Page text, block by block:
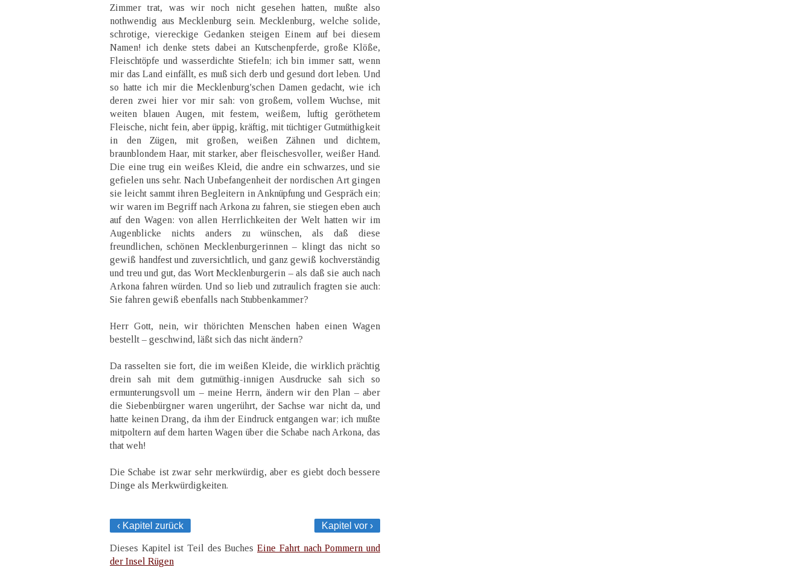
Zimmer trat, was wir noch nicht gesehen hatten, mußte also
nothwendig aus Mecklenburg sein. Mecklenburg, welche solide,
schrotige, viereckige Gedanken steigen Einem auf bei diesem
Namen! ich denke stets dabei an Kutschenpferde, große Klöße,
Fleischtöpfe und wasserdichte Stiefeln; ich bin immer satt, wenn
mir das Land einfällt, es muß sich derb und gesund dort leben. Und
so hatte ich mir die Mecklenburg'schen Damen gedacht, wie ich
deren zwei hier vor mir sah: von großem, vollem Wuchse, mit
weiten blauen Augen, mit festem, weißem, luftig geröthetem
Fleische, nicht fein, aber üppig, kräftig, mit tüchtiger Gutmüthigkeit
in den Zügen, mit großen, weißen Zähnen und dichtem,
braunblondem Haar, mit starker, aber fleischesvoller, weißer Hand.
Die eine trug ein weißes Kleid, die andre ein schwarzes, und sie
gefielen uns sehr. Nach Unbefangenheit der nordischen Art gingen
sie leicht sammt ihren Begleitern in Anknüpfung und Gespräch ein;
wir waren im Begriff nach Arkona zu fahren, sie stiegen eben auch
auf den Wagen: von allen Herrlichkeiten der Welt hatten wir im
Augenblicke nichts anders zu wünschen, als daß diese
freundlichen, schönen Mecklenburgerinnen – klingt das nicht so
gewiß handfest und zuversichtlich, und ganz gewiß kochverständig
und treu und gut, das Wort Mecklenburgerin – als daß sie auch nach
Arkona fahren würden. Und so lieb und zutraulich fragten sie auch:
Sie fahren gewiß ebenfalls nach Stubbenkammer?
Herr Gott, nein, wir thörichten Menschen haben einen Wagen
bestellt – geschwind, läßt sich das nicht ändern?
Da rasselten sie fort, die im weißen Kleide, die wirklich prächtig
drein sah mit dem gutmüthig-innigen Ausdrucke sah sich so
ermunterungsvoll um – meine Herrn, ändern wir den Plan – aber
die Siebenbürgner waren ungerührt, der Sachse war nicht da, und
hatte keinen Drang, da ihm der Eindruck entgangen war; ich mußte
mitpoltern auf dem harten Wagen über die Schabe nach Arkona, das
that weh!
Die Schabe ist zwar sehr merkwürdig, aber es giebt doch bessere
Dinge als Merkwürdigkeiten.
‹ Kapitel zurück Kapitel vor ›
Dieses Kapitel ist Teil des BuchesEine Fahrt nach Pommern und
der Insel Rügen